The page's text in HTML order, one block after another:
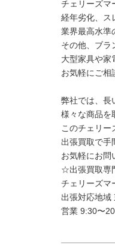
チェリーズマ
経年劣化、ス
業界最高水準
その他、ブラ
大型家具や家
お気軽にご相
弊社では、長
様々な商品を
このチェリー
出張買取で手
お気軽にお
☆出張買取専
チェリーズ
出張対応地域
営業 9:30〜